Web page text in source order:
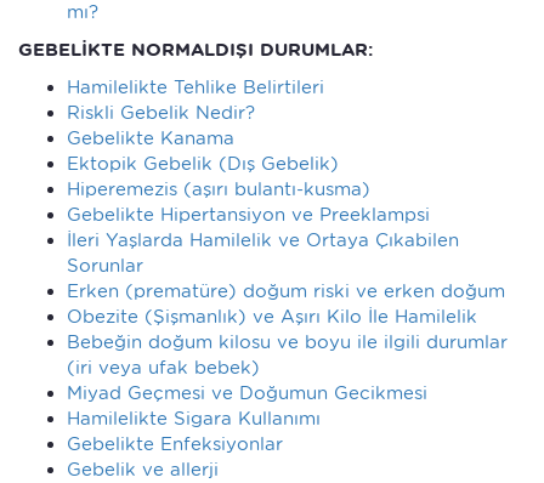
mı?
GEBELİKTE NORMALDIŞI DURUMLAR:
Hamilelikte Tehlike Belirtileri
Riskli Gebelik Nedir?
Gebelikte Kanama
Ektopik Gebelik (Dış Gebelik)
Hiperemezis (aşırı bulantı-kusma)
Gebelikte Hipertansiyon ve Preeklampsi
İleri Yaşlarda Hamilelik ve Ortaya Çıkabilen
Sorunlar
Erken (prematüre) doğum riski ve erken doğum
Obezite (Şişmanlık) ve Aşırı Kilo İle Hamilelik
Bebeğin doğum kilosu ve boyu ile ilgili durumlar
(iri veya ufak bebek)
Miyad Geçmesi ve Doğumun Gecikmesi
Hamilelikte Sigara Kullanımı
Gebelikte Enfeksiyonlar
Gebelik ve allerji